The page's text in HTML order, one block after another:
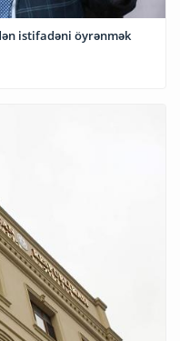
istifadəni öyrənmək